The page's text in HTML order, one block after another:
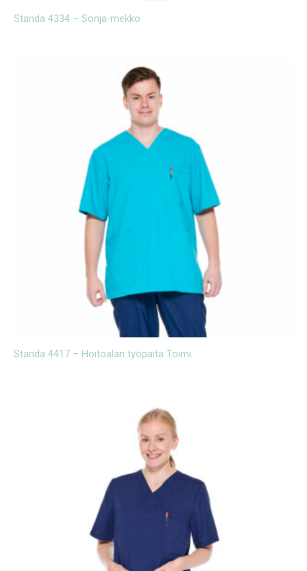
Standa 4334 – Sonja-mekko
Standa 4417 – Hoitoalan työpaita Toimi